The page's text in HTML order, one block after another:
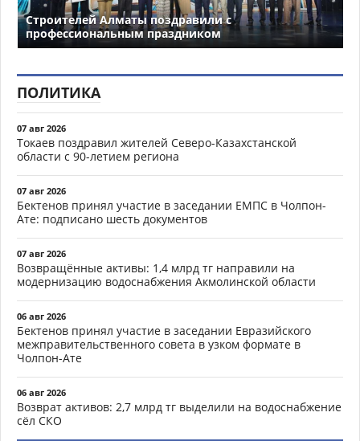
Строителей Алматы поздравили с
профессиональным праздником
ПОЛИТИКА
07 авг 2026
Токаев поздравил жителей Северо-Казахстанской
области с 90-летием региона
07 авг 2026
Бектенов принял участие в заседании ЕМПС в Чолпон-
Ате: подписано шесть документов
07 авг 2026
Возвращённые активы: 1,4 млрд тг направили на
модернизацию водоснабжения Акмолинской области
06 авг 2026
Бектенов принял участие в заседании Евразийского
межправительственного совета в узком формате в
Чолпон-Ате
06 авг 2026
Возврат активов: 2,7 млрд тг выделили на водоснабжение
сёл СКО